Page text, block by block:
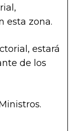
esta zona.
estará
de los